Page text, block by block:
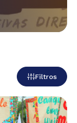
Filtros